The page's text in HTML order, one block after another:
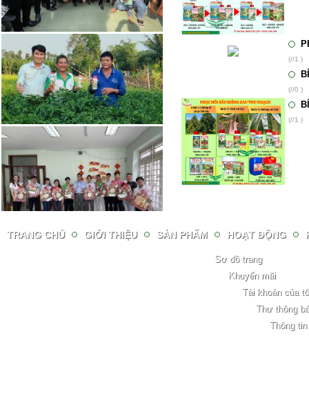
(//1 )
(//0 )
(//1 )
TRANG CHỦ GIỚI THIỆU SẢN PHẨM HOẠT ĐỘNG
Sơ đồ trang
Khuyến mãi
Tài khoản của
Thư thông
Thông